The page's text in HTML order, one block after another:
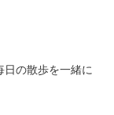
の散歩を一緒に